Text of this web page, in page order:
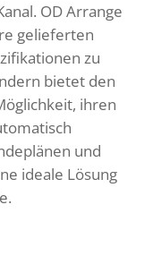
OD Arrange
gelieferten
zu
bietet den
ihren
und
ideale Lösung